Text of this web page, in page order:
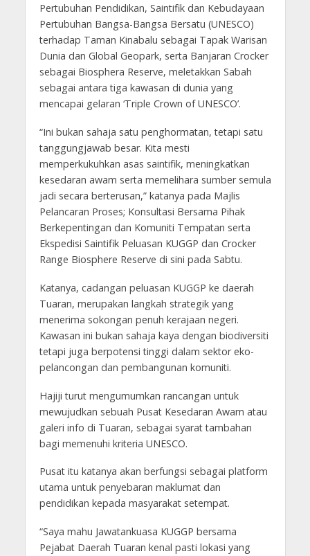
Pertubuhan Pendidikan, Saintifik dan Kebudayaan
Pertubuhan Bangsa-Bangsa Bersatu (UNESCO)
terhadap Taman Kinabalu sebagai Tapak Warisan
Dunia dan Global Geopark, serta Banjaran Crocker
sebagai Biosphera Reserve, meletakkan Sabah
sebagai antara tiga kawasan di dunia yang
mencapai gelaran ‘Triple Crown of UNESCO’.
“Ini bukan sahaja satu penghormatan, tetapi satu
tanggungjawab besar. Kita mesti
memperkukuhkan asas saintifik, meningkatkan
kesedaran awam serta memelihara sumber semula
jadi secara berterusan,” katanya pada Majlis
Pelancaran Proses; Konsultasi Bersama Pihak
Berkepentingan dan Komuniti Tempatan serta
Ekspedisi Saintifik Peluasan KUGGP dan Crocker
Range Biosphere Reserve di sini pada Sabtu.
Katanya, cadangan peluasan KUGGP ke daerah
Tuaran, merupakan langkah strategik yang
menerima sokongan penuh kerajaan negeri.
Kawasan ini bukan sahaja kaya dengan biodiversiti
tetapi juga berpotensi tinggi dalam sektor eko-
pelancongan dan pembangunan komuniti.
Hajiji turut mengumumkan rancangan untuk
mewujudkan sebuah Pusat Kesedaran Awam atau
galeri info di Tuaran, sebagai syarat tambahan
bagi memenuhi kriteria UNESCO.
Pusat itu katanya akan berfungsi sebagai platform
utama untuk penyebaran maklumat dan
pendidikan kepada masyarakat setempat.
“Saya mahu Jawatankuasa KUGGP bersama
Pejabat Daerah Tuaran kenal pasti lokasi yang